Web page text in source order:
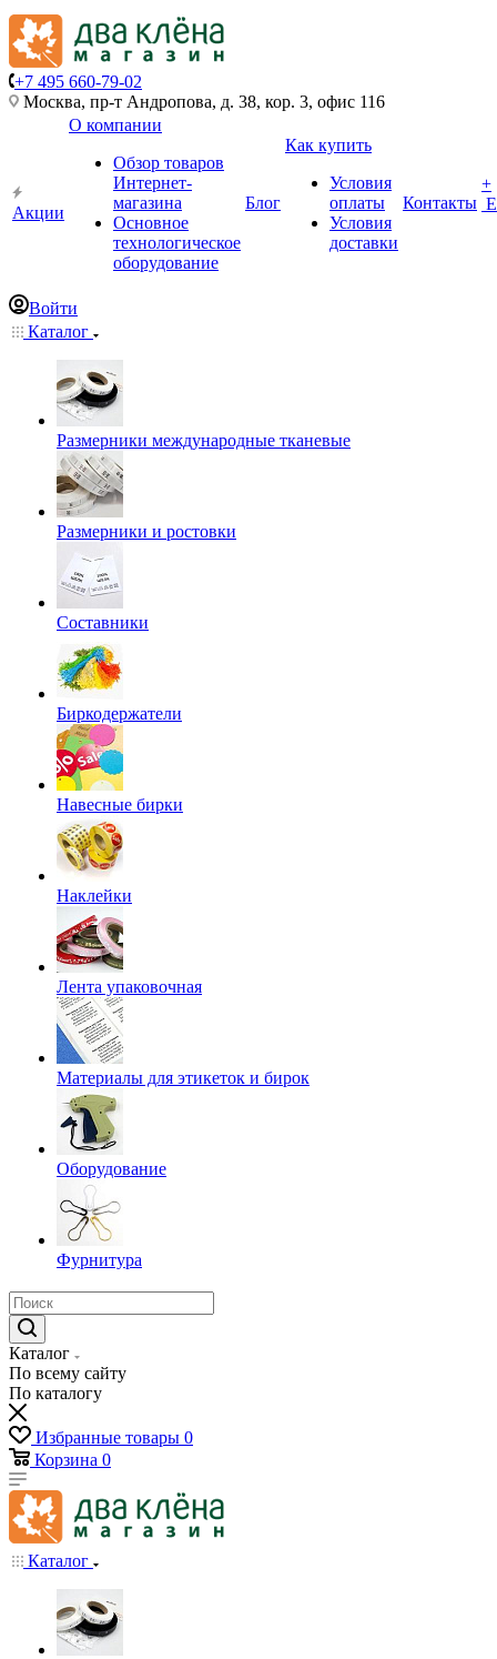
+7 495 660-79-02
Москва, пр-т Андропова, д. 38, кор. 3, офис 116
Акции
О компании
Обзор товаров
Интернет-
магазина
Основное
технологическое
оборудование
Блог
Как купить
Условия
оплаты
Условия
доставки
Контакты
+
Войти
Каталог
Размерники международные тканевые
Размерники и ростовки
Составники
Биркодержатели
Навесные бирки
Наклейки
Лента упаковочная
Материалы для этикеток и бирок
Оборудование
Фурнитура
Каталог
По всему сайту
По каталогу
Избранные товары 0
Корзина 0
Каталог